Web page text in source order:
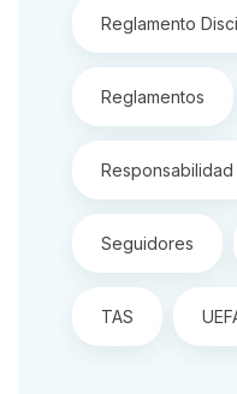
Reglamento
Reglamentos
Responsabilidad
Seguidores
TAS